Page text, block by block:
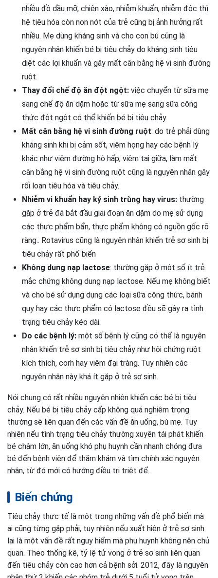
nhiều đồ dầu mỡ, chiên xào, nhiễm khuẩn, nhiễm độc thì
hệ tiêu hóa còn non nớt của trẻ cũng bị ảnh hưởng rất
nhiều. Mẹ dùng kháng sinh và cho con bú cũng là
nguyên nhân khiến bé bị tiêu chảy do kháng sinh tiêu
diệt các lợi khuẩn và gây mất cân bằng hệ vi sinh đường
ruột.
Thay đổi chế độ ăn đột ngột: việc chuyển từ sữa mẹ
sang chế độ ăn dặm hoặc từ sữa mẹ sang sữa công
thức đột ngột có thể khiến bé bị tiêu chảy.
Mất cân bằng hệ vi sinh đường ruột: do trẻ phải dùng
kháng sinh khi bị cảm sốt, viêm họng hay các bệnh lý
khác như viêm đường hô hấp, viêm tai giữa, làm mất
cân bằng hệ vi sinh đường ruột cũng là nguyên nhân gây
rối loạn tiêu hóa và tiêu chảy.
Nhiễm vi khuẩn hay ký sinh trùng hay virus: thường
gặp ở trẻ đã bắt đầu giai đoạn ăn dặm do mẹ sử dụng
các thực phẩm bẩn, thực phẩm không có nguồn gốc rõ
ràng.. Rotavirus cũng là nguyên nhân khiến trẻ sơ sinh bị
tiêu chảy rất phổ biến
Không dung nạp lactose: thường gặp ở một số ít trẻ
mắc chứng không dung nạp lactose. Nếu mẹ không biết
và cho bé sử dụng dụng các loại sữa công thức, bánh
quy hay các thực phẩm có lactose đều sẽ gây ra tình
trạng tiêu chảy kéo dài.
Do các bệnh lý: một số bệnh lý cũng có thể là nguyên
nhân khiến trẻ sơ sinh bị tiêu chảy như hội chứng ruột
kích thích, corh hay viêm đại tràng. Tuy nhiên các
nguyên nhân này khá ít gặp ở trẻ sơ sinh.
Nói chung có rất nhiều nguyên nhiên khiến các bé bị tiêu
chảy. Nếu bé bị tiêu chảy cấp không quá nghiêm trọng
thường sẽ liên quan đến các vấn đề ăn uống, bú mẹ. Tuy
nhiên nếu tình trạng tiêu chảy thường xuyên tái phát khiến
bé chậm lớn, ăn uống khó phụ huynh cần nhanh chóng đưa
bé đến bệnh viện để thăm khám và tìm chính xác nguyên
nhân, từ đó mới có hướng điều trị triệt để.
Biến chứng
Tiêu chảy thực tế là một trong những vấn đề phổ biến mà
ai cũng từng gặp phải, tuy nhiên nếu xuất hiện ở trẻ sơ sinh
lại là một vấn đề rất nguy hiểm mà phụ huynh không nên chủ
quan. Theo thống kê, tỷ lệ tử vong ở trẻ sơ sinh liên quan
đến tiêu chảy còn cao hơn cả bệnh sởi. 2012, đây là nguyên